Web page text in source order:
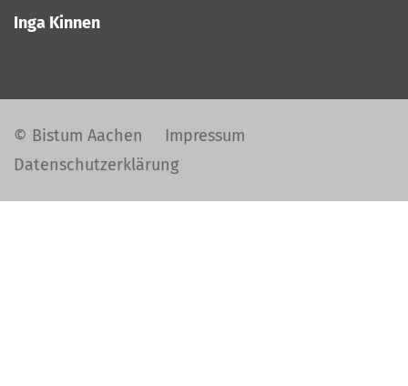
Inga Kinnen
© Bistum Aachen
Impressum
Datenschutzerklärung